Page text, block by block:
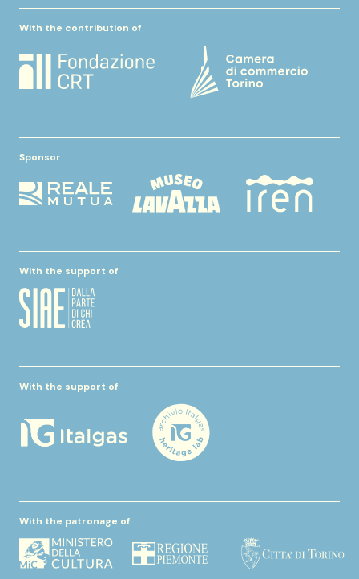
With the contribution of
Sponsor
With the support of
With the support of
With the patronage of